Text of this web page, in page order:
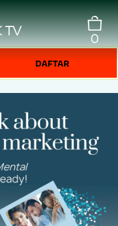
TV 0
DAFTAR